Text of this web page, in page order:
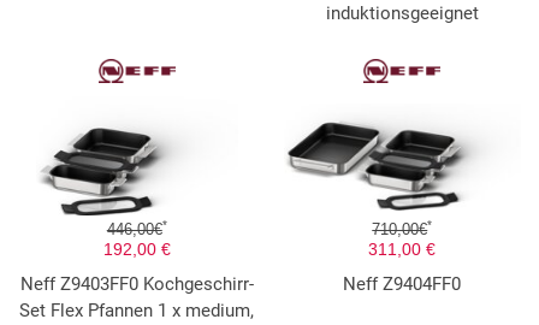
induktionsgeeignet
446,00€*
192,00 €
Neff Z9403FF0 Kochgeschirr-
Set Flex Pfannen 1 x medium,
710,00€*
311,00 €
Neff Z9404FF0